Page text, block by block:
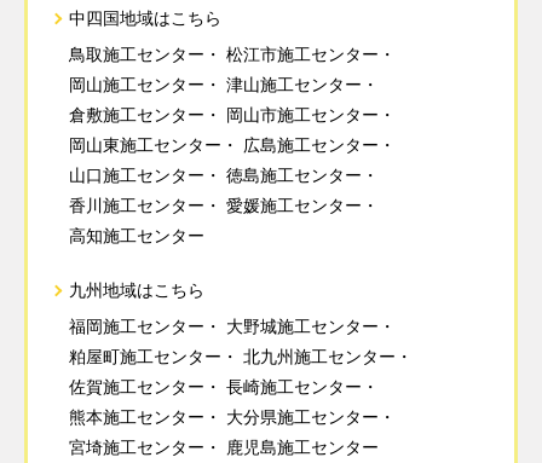
中四国地域はこちら
鳥取施工センター
松江市施工センター
岡山施工センター
津山施工センター
倉敷施工センター
岡山市施工センター
岡山東施工センター
広島施工センター
山口施工センター
徳島施工センター
香川施工センター
愛媛施工センター
高知施工センター
九州地域はこちら
福岡施工センター
大野城施工センター
粕屋町施工センター
北九州施工センター
佐賀施工センター
長崎施工センター
熊本施工センター
大分県施工センター
宮埼施工センター
鹿児島施工センター